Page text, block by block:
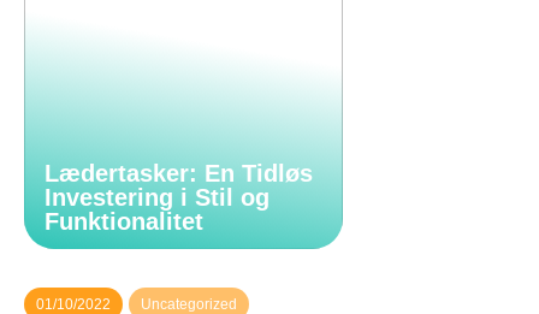
Lædertasker: En Tidløs
Investering i Stil og
Funktionalitet
01/10/2022 Uncategorized